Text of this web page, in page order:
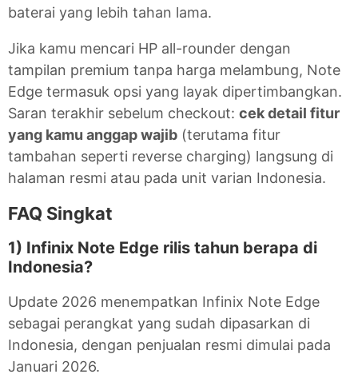
baterai yang lebih tahan lama.
Jika kamu mencari HP all-rounder dengan
tampilan premium tanpa harga melambung, Note
Edge termasuk opsi yang layak dipertimbangkan.
Saran terakhir sebelum checkout: cek detail fitur
yang kamu anggap wajib (terutama fitur
tambahan seperti reverse charging) langsung di
halaman resmi atau pada unit varian Indonesia.
FAQ Singkat
1) Infinix Note Edge rilis tahun berapa di
Indonesia?
Update 2026 menempatkan Infinix Note Edge
sebagai perangkat yang sudah dipasarkan di
Indonesia, dengan penjualan resmi dimulai pada
Januari 2026.